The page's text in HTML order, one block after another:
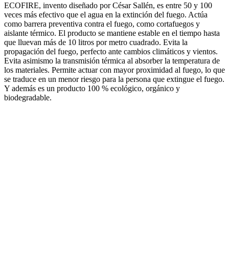
ECOFIRE, invento diseñado por César Sallén, es entre 50 y 100
veces más efectivo que el agua en la extinción del fuego. Actúa
como barrera preventiva contra el fuego, como cortafuegos y
aislante térmico. El producto se mantiene estable en el tiempo hasta
que lluevan más de 10 litros por metro cuadrado. Evita la
propagación del fuego, perfecto ante cambios climáticos y vientos.
Evita asimismo la transmisión térmica al absorber la temperatura de
los materiales. Permite actuar con mayor proximidad al fuego, lo que
se traduce en un menor riesgo para la persona que extingue el fuego.
Y además es un producto 100 % ecológico, orgánico y
biodegradable.